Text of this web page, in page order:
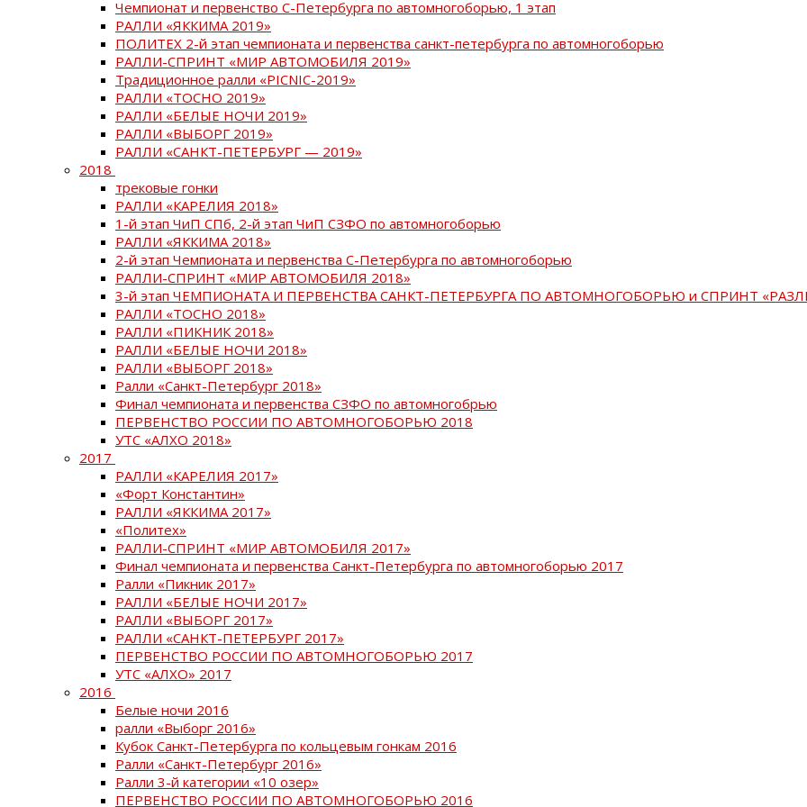
Чемпионат и первенство С-Петербурга по автомногоборью, 1 этап
РАЛЛИ «ЯККИМА 2019»
ПОЛИТЕХ 2-й этап чемпионата и первенства санкт-петербурга по автомногоборью
РАЛЛИ-СПРИНТ «МИР АВТОМОБИЛЯ 2019»
Традиционное ралли «PICNIC-2019»
РАЛЛИ «ТОСНО 2019»
РАЛЛИ «БЕЛЫЕ НОЧИ 2019»
РАЛЛИ «ВЫБОРГ 2019»
РАЛЛИ «САНКТ-ПЕТЕРБУРГ — 2019»
2018
трековые гонки
РАЛЛИ «КАРЕЛИЯ 2018»
1-й этап ЧиП СПб, 2-й этап ЧиП СЗФО по автомногоборью
РАЛЛИ «ЯККИМА 2018»
2-й этап Чемпионата и первенства С-Петербурга по автомногоборью
РАЛЛИ-СПРИНТ «МИР АВТОМОБИЛЯ 2018»
3-й этап ЧЕМПИОНАТА И ПЕРВЕНСТВА САНКТ-ПЕТЕРБУРГА ПО АВТОМНОГОБОРЬЮ и СПРИНТ
РАЛЛИ «ТОСНО 2018»
РАЛЛИ «ПИКНИК 2018»
РАЛЛИ «БЕЛЫЕ НОЧИ 2018»
РАЛЛИ «ВЫБОРГ 2018»
Ралли «Санкт-Петербург 2018»
Финал чемпионата и первенства СЗФО по автомногобрью
ПЕРВЕНСТВО РОССИИ ПО АВТОМНОГОБОРЬЮ 2018
УТС «АЛХО 2018»
2017
РАЛЛИ «КАРЕЛИЯ 2017»
«Форт Константин»
РАЛЛИ «ЯККИМА 2017»
«Политех»
РАЛЛИ-СПРИНТ «МИР АВТОМОБИЛЯ 2017»
Финал чемпионата и первенства Санкт-Петербурга по автомногоборью 2017
Ралли «Пикник 2017»
РАЛЛИ «БЕЛЫЕ НОЧИ 2017»
РАЛЛИ «ВЫБОРГ 2017»
РАЛЛИ «САНКТ-ПЕТЕРБУРГ 2017»
ПЕРВЕНСТВО РОССИИ ПО АВТОМНОГОБОРЬЮ 2017
УТС «АЛХО» 2017
2016
Белые ночи 2016
ралли «Выборг 2016»
Кубок Санкт-Петербурга по кольцевым гонкам 2016
Ралли «Санкт-Петербург 2016»
Ралли 3-й категории «10 озер»
ПЕРВЕНСТВО РОССИИ ПО АВТОМНОГОБОРЬЮ 2016